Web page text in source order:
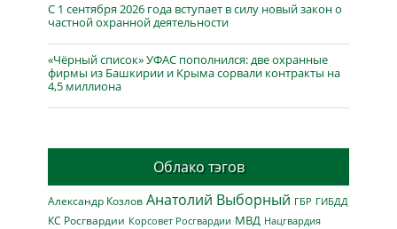
С 1 сентября 2026 года вступает в силу новый закон о
частной охранной деятельности
«Чёрный список» УФАС пополнился: две охранные
фирмы из Башкирии и Крыма сорвали контракты на
4,5 миллиона
Облако тэгов
Александр Козлов Анатолий Выборный ГБР ГИБДД
КС Росгвардии Корсовет Росгвардии МВД Нацгвардия